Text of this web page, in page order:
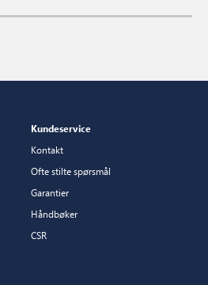
Kundeservice
Kontakt
Ofte stilte spørsmål
Garantier
Håndbøker
CSR